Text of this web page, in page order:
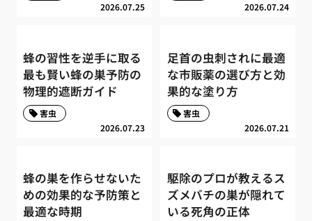
2026.07.25 2026.07.24
蜂の習性を逆手に取る
最も賢い蜂の巣予防の
物理的遮断ガイド
2026.07.23
害虫
足首の虫刺されに最適
な市販薬の選び方と効
果的な塗り方
2026.07.21
害虫
蜂の巣を作らせないた
めの効果的な予防策と
最適な時期
駆除のプロが教えるス
ズメバチの巣が隠れて
いる死角の正体